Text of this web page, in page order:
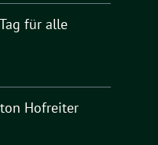
für alle
Hofreiter